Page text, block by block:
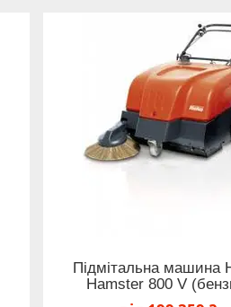
Підмітальна машина
Hamster 800 V